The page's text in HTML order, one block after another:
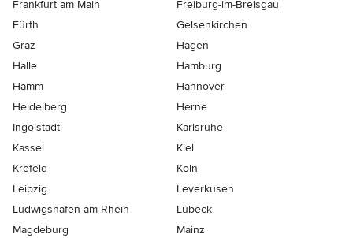
Frankfurt am Main
Freiburg-im-Breisgau
Fürth
Gelsenkirchen
Graz
Hagen
Halle
Hamburg
Hamm
Hannover
Heidelberg
Herne
Ingolstadt
Karlsruhe
Kassel
Kiel
Krefeld
Köln
Leipzig
Leverkusen
Ludwigshafen-am-Rhein
Lübeck
Magdeburg
Mainz